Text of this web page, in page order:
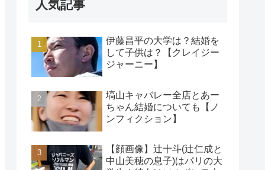
人気記事
伊藤昌平の大学は？結婚を
して子供は？【クレイジー
ジャーニー】
塙山キャバレー全店とあー
ちゃん結婚についても【ノ
ンフィクション】
【顔画像】辻十斗(辻仁成と
中山美穂の息子)はパリの大